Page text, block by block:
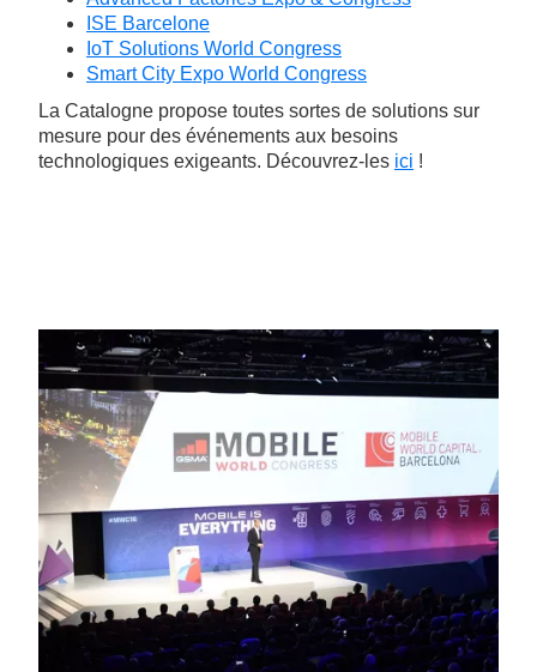
ISE Barcelone
IoT Solutions World Congress
Smart City Expo World Congress
La Catalogne propose toutes sortes de solutions sur
mesure pour des événements aux besoins
technologiques exigeants. Découvrez-les ici !